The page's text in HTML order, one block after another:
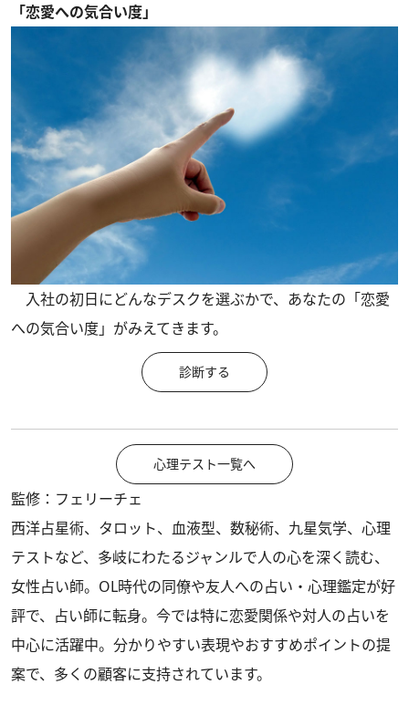
「恋愛への気合い度」
入社の初日にどんなデスクを選ぶかで、あなたの「恋愛
への気合い度」がみえてきます。
診断する
心理テスト一覧へ
監修：フェリーチェ
西洋占星術、タロット、血液型、数秘術、九星気学、心理
テストなど、多岐にわたるジャンルで人の心を深く読む、
女性占い師。OL時代の同僚や友人への占い・心理鑑定が好
評で、占い師に転身。今では特に恋愛関係や対人の占いを
中心に活躍中。分かりやすい表現やおすすめポイントの提
案で、多くの顧客に支持されています。